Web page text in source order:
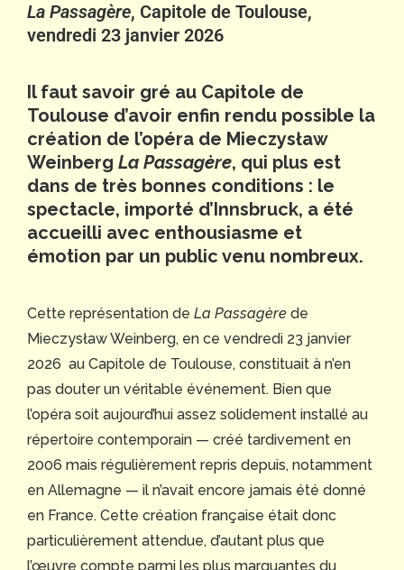
La Passagère, Capitole de Toulouse,
vendredi 23 janvier 2026
Il faut savoir gré au Capitole de
Toulouse d’avoir enfin rendu possible la
création de l’opéra de Mieczysław
Weinberg La Passagère, qui plus est
dans de très bonnes conditions : le
spectacle, importé d’Innsbruck, a été
accueilli avec enthousiasme et
émotion par un public venu nombreux.
Cette représentation de La Passagère de
Mieczysław Weinberg, en ce vendredi 23 janvier
2026 au Capitole de Toulouse, constituait à n’en
pas douter un véritable événement. Bien que
l’opéra soit aujourd’hui assez solidement installé au
répertoire contemporain — créé tardivement en
2006 mais régulièrement repris depuis, notamment
en Allemagne — il n’avait encore jamais été donné
en France. Cette création française était donc
particulièrement attendue, d’autant plus que
l’œuvre compte parmi les plus marquantes du